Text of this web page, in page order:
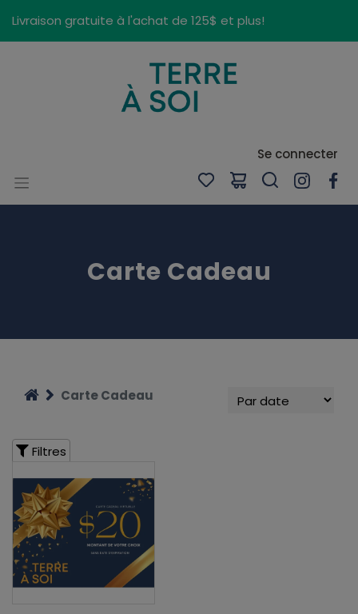
Livraison gratuite à l'achat de 125$ et plus!
Se connecter
Carte Cadeau
Carte Cadeau
Filtres